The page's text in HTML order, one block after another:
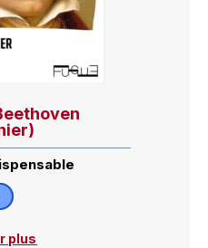
plus